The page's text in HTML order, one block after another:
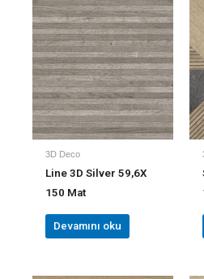
3D Deco
Line 3D Silver 59,6X
150 Mat
Devamını oku